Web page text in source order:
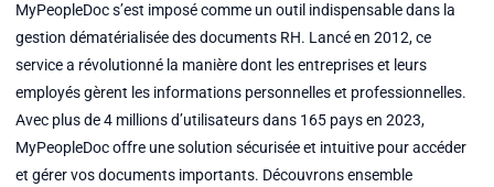
MyPeopleDoc s’est imposé comme un outil indispensable dans la
gestion dématérialisée des documents RH. Lancé en 2012, ce
service a révolutionné la manière dont les entreprises et leurs
employés gèrent les informations personnelles et professionnelles.
Avec plus de 4 millions d’utilisateurs dans 165 pays en 2023,
MyPeopleDoc offre une solution sécurisée et intuitive pour accéder
et gérer vos documents importants. Découvrons ensemble